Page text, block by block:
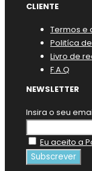
CLIENTE
Termos e
Politíca
Livro de
F.A.Q
NEWSLETTER
Insira o seu
Eu aceito a